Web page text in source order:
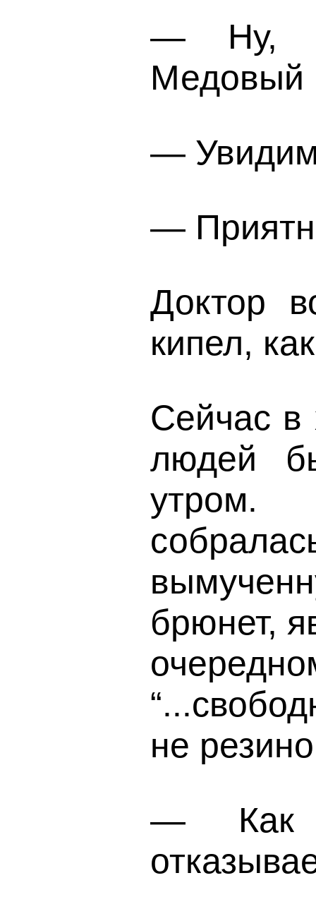
— Ну,
Медовый
—
—
Доктор
кипел,
Сейчас в
людей
утром.
брюнет,
не
— Как